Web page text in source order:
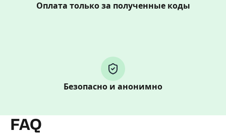
Оплата только за полученные коды
Безопасно и анонимно
FAQ
Telegram using your card (or Google Pay, Apple Pay, or
Step 1: Create the order on HidSim